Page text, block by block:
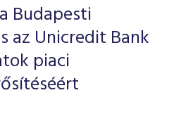
Budapesti
az Unicredit Bank
piaci